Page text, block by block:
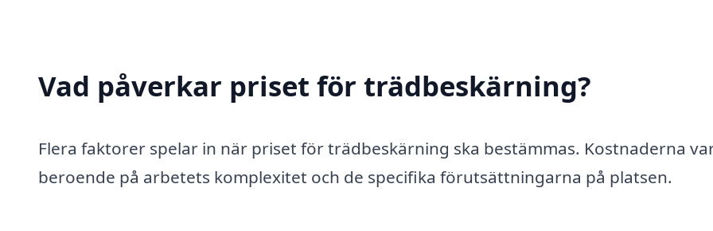
Vad påverkar priset för trädbeskärning?
Flera faktorer spelar in när priset för trädbeskärning ska bestämmas. Kostnaderna
beroende på arbetets komplexitet och de specifika förutsättningarna på platsen.